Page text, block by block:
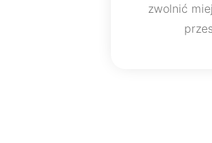
zwolnić